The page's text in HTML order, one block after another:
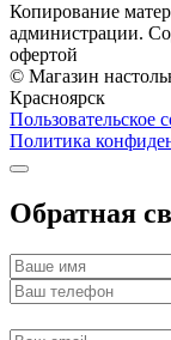
Копирование
администрации.
офертой
© Магазин
Красноярск
Пользовательское
Политика
Обратная